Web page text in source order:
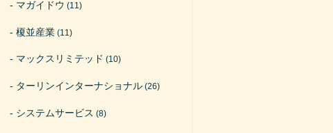
マガイドウ (11)
榎並産業 (11)
マックスリミテッド (10)
ターリンインターナショナル (26)
システムサービス (8)